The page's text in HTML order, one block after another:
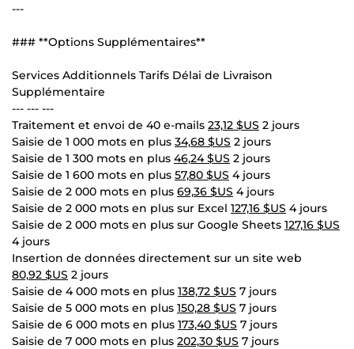
---
### **Options Supplémentaires**
Services Additionnels Tarifs Délai de Livraison
Supplémentaire
--- --- ---
Traitement et envoi de 40 e-mails 23,12 $US 2 jours
Saisie de 1 000 mots en plus 34,68 $US 2 jours
Saisie de 1 300 mots en plus 46,24 $US 2 jours
Saisie de 1 600 mots en plus 57,80 $US 4 jours
Saisie de 2 000 mots en plus 69,36 $US 4 jours
Saisie de 2 000 mots en plus sur Excel 127,16 $US 4 jours
Saisie de 2 000 mots en plus sur Google Sheets 127,16 $US
4 jours
Insertion de données directement sur un site web
80,92 $US 2 jours
Saisie de 4 000 mots en plus 138,72 $US 7 jours
Saisie de 5 000 mots en plus 150,28 $US 7 jours
Saisie de 6 000 mots en plus 173,40 $US 7 jours
Saisie de 7 000 mots en plus 202,30 $US 7 jours